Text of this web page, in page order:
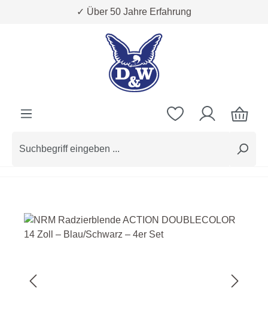
Zum Hauptinhalt springen✓ Über 50 Jahre Erfahrung
Bildergalerie überspringen